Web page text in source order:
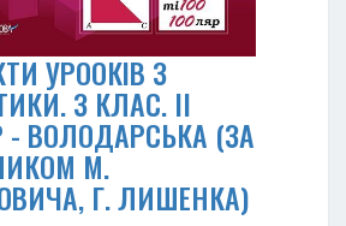
УРООКІВ З
З КЛАС. II
- ВОЛОДАРСЬКА (ЗА
М.
Г. ЛИШЕНКА)